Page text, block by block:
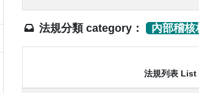
法規分類 category： 內部稽核
法規列表 List